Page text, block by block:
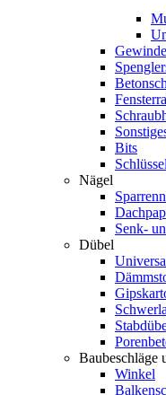
Bits
Nägel
Senk-
Dübel
Baubeschläge
Winkel